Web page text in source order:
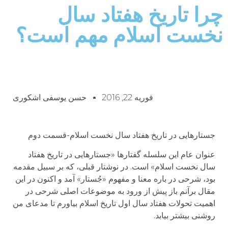
چرا تاریخ هفتاد سال
نخست اسلام مهم است؟
فوریه 22, 2016 حسن یوسفی اشکوری
جستارهایی در تاریخ هفتاد سال نخست اسلام-قسمت دوم
عنوان عام این سلسله گفتارها «جستارهایی در تاریخ هفتاد
سال نخست اسلام» است. در نوشتار قبلی، که بر سبیل مقدمه
بود، شرحی در باره معنا و مفهوم «جُستار» آمد و اکنون در این
مقال برآنم باز پیش از ورود به موضوعات اصلی شرحی در
اهمیت تحولات هفتاد سال اول تاریخ اسلام بیاورم تا مدعای من
روشنی بیشتر بیابد.